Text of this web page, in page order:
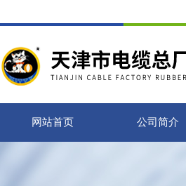
网站首页 公司简介